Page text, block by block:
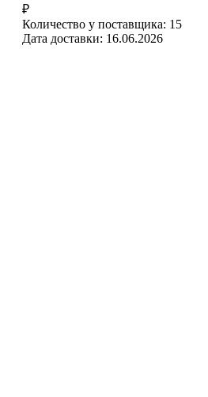
₽
Количество у поставщика: 15
Дата доставки: 16.06.2026